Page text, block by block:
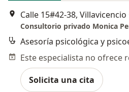
Calle 15#42-38, Villavicencio
Consultorio privado Monica
Asesoría psicológica y
Solicita una cita